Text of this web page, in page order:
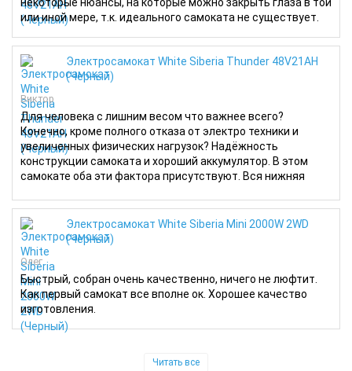
некоторые нюансы, на которые можно закрыть глаза в той
или иной мере, т.к. идеального самоката не существует.
Электросамокат White Siberia Thunder 48V21AH
(Черный)
Виктор
Для человека с лишним весом что важнее всего?
Конечно, кроме полного отказа от электро техники и
увеличенных физических нагрузок? Надёжность
конструкции самоката и хороший аккумулятор. В этом
самокате оба эти фактора присутствуют. Вся нижняя
какое-то время в процессе движения и пользователь не
воткнётся декой в землю с последующим полётом на
поверхность планеты
Электросамокат White Siberia Mini 2000W 2WD
(Черный)
Олег
Быстрый, собран очень качественно, ничего не люфтит.
Как первый самокат все вполне ок. Хорошее качество
изготовления.
Читать все